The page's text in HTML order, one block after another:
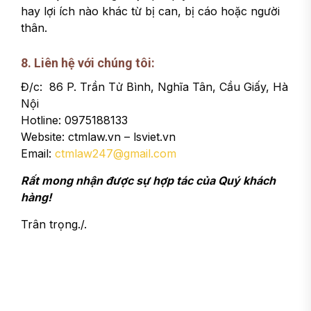
hay lợi ích nào khác từ bị can, bị cáo hoặc người
thân.
8. Liên hệ với chúng tôi:
Đ/c: 86 P. Trần Tử Bình, Nghĩa Tân, Cầu Giấy, Hà
Nội
Hotline: 0975188133
Website: ctmlaw.vn – lsviet.vn
Email: ctmlaw247@gmail.com
Rất mong nhận được sự hợp tác của Quý khách
hàng!
Trân trọng./.